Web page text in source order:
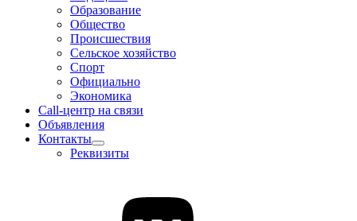
Образование
Общество
Происшествия
Сельское хозяйство
Спорт
Официально
Экономика
Call-центр на связи
Объявления
Контакты
Реквизиты